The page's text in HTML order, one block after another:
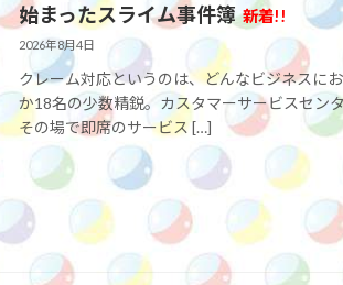
始まったスライム事件簿 新着!!
2026年8月4日
クレーム対応というのは、どんなビジネスに
か18名の少数精鋭。カスタマーサービスセン
その場で即席のサービス […]